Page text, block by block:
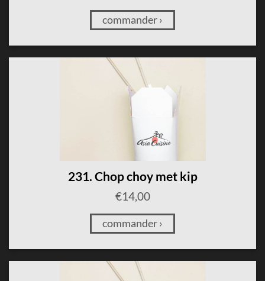
commander ›
231. Chop choy met kip
€14,00
commander ›